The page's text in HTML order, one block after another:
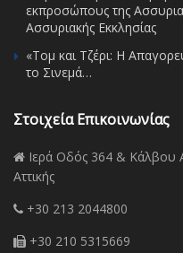
εκπροσώπους της
Ασσυριακής Εκκλησίας
«Τομ και Τζέρι: Η
το Σινεμά…
Στοιχεία Επικοινωνίας
Ιερά Οδός 364 & Κάλβου
Αττικής
+30 213 2044800
+30 210 5315669